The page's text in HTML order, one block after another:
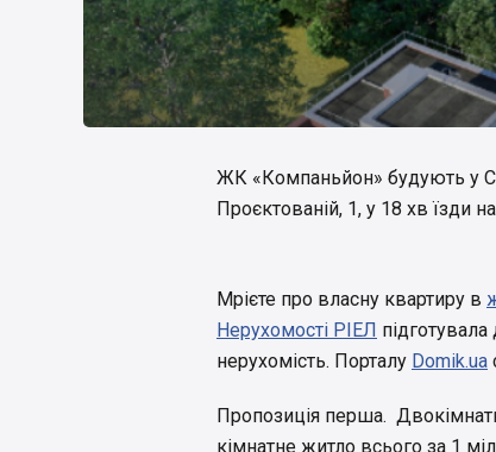
ЖК «Компаньйон» будують у
Проєктованій, 1, у 18 хв їзди
Мрієте про власну квартиру в
Нерухомості РІЕЛ підготувала
нерухомість. Порталу Domik.ua
Пропозиція перша.
кімнатне житло всього за 1